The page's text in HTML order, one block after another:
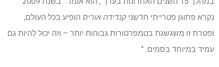
נקרא פתוגן פטרייתי חדשני קנדידה אוריס הופיע בכל העולם,
ופטרת זו משגשגת בטמפרטורות גבוהות יותר – וזה יכול להיות גם
עמיד במיוחד בסמים. "